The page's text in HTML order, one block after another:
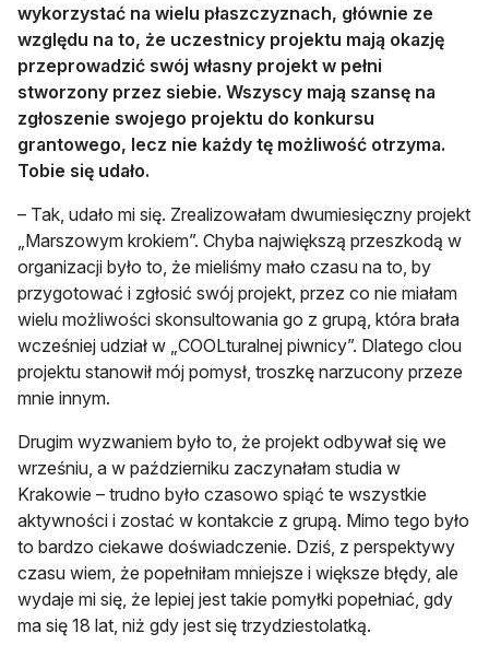
wykorzystać na wielu płaszczyznach, głównie ze
względu na to, że uczestnicy projektu mają okazję
przeprowadzić swój własny projekt w pełni
stworzony przez siebie. Wszyscy mają szansę na
zgłoszenie swojego projektu do konkursu
grantowego, lecz nie każdy tę możliwość otrzyma.
Tobie się udało.
– Tak, udało mi się. Zrealizowałam dwumiesięczny projekt
„Marszowym krokiem”. Chyba największą przeszkodą w
organizacji było to, że mieliśmy mało czasu na to, by
przygotować i zgłosić swój projekt, przez co nie miałam
wielu możliwości skonsultowania go z grupą, która brała
wcześniej udział w „COOLturalnej piwnicy”. Dlatego clou
projektu stanowił mój pomysł, troszkę narzucony przeze
mnie innym.
Drugim wyzwaniem było to, że projekt odbywał się we
wrześniu, a w październiku zaczynałam studia w
Krakowie – trudno było czasowo spiąć te wszystkie
aktywności i zostać w kontakcie z grupą. Mimo tego było
to bardzo ciekawe doświadczenie. Dziś, z perspektywy
czasu wiem, że popełniłam mniejsze i większe błędy, ale
wydaje mi się, że lepiej jest takie pomyłki popełniać, gdy
ma się 18 lat, niż gdy jest się trzydziestolatką.